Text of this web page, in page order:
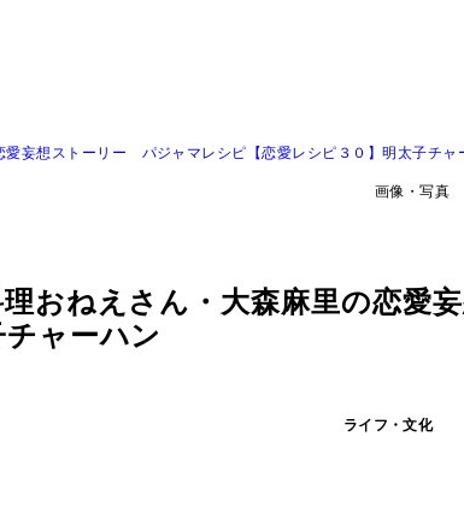
愛妄想ストーリー パジャマレシピ【恋愛レシピ３０】明太子チャ
画像・写真
理おねえさん・大森麻里の恋
ャーハン
ライフ・文化